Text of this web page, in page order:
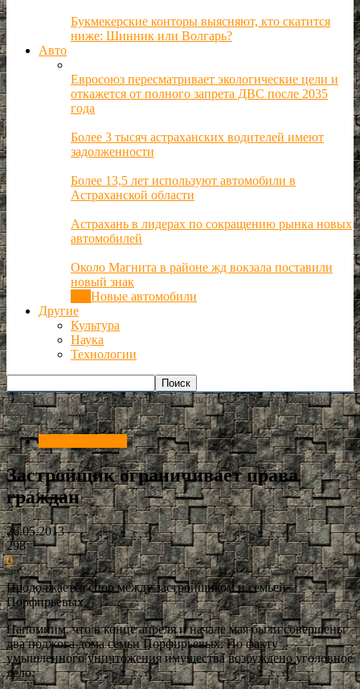
Букмекерские конторы выясняют, кто скатится
ниже: Шинник или Волгарь?
Авто
Евросоюз пересматривает экологические цели и
откажется от полного запрета ДВС после 2035
года
Более 3 тысяч астраханских водителей имеют
задолженности
Более 13,5 лет используют автомобили в
Астраханской области
Астрахань в лидерах по сокращению рынка новых
автомобилей
Около Магнита в районе жд вокзала поставили
новый знак
Новые автомобили
Другие
Культура
Наука
Технологии
РИА Астрахань Фоторепортажи Застройщик ограничивает
права граждан
Застройщик ограничивает права
граждан
26.05.2013
298
0
Продолжается спор между застройщиком и семьей
Порфирьевых.
Напомним, что в конце апреля и начале мая были совершены
два поджога дома семьи Порфирьевых. По факту
умышленного уничтожения имущества возбуждено уголовное
дело.